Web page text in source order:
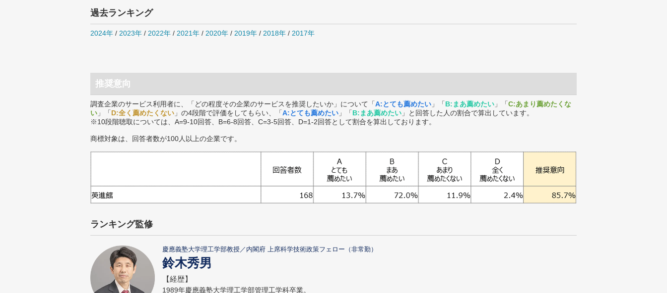
過去ランキング
2024年 / 2023年 / 2022年 / 2021年 / 2020年 / 2019年 / 2018年 / 2017年
推奨意向
調査企業のサービス利用者に、「どの程度その企業のサービスを推奨したいか」について「A:とても薦めたい 」「B:まあ薦めたい 」「C:あまり薦めたくな
い 」「D:全く薦めたくない 」の4段階で評価をしてもらい、「A:とても薦めたい 」「B:まあ薦めたい 」と回答した人の割合で算出しています。
※10段階聴取については、A=9-10回答、B=6-8回答、C=3-5回答、D=1-2回答として割合を算出しております。
商標対象は、回答者数が100人以上の企業です。
ランキング監修
慶應義塾大学理工学部教授／内閣府 上席科学技術政策フェロー（非常勤）
鈴木秀男
【経歴】
1989年慶應義塾大学理工学部管理工学科卒業。